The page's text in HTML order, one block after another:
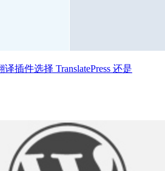
译插件选择 TranslatePress 还是